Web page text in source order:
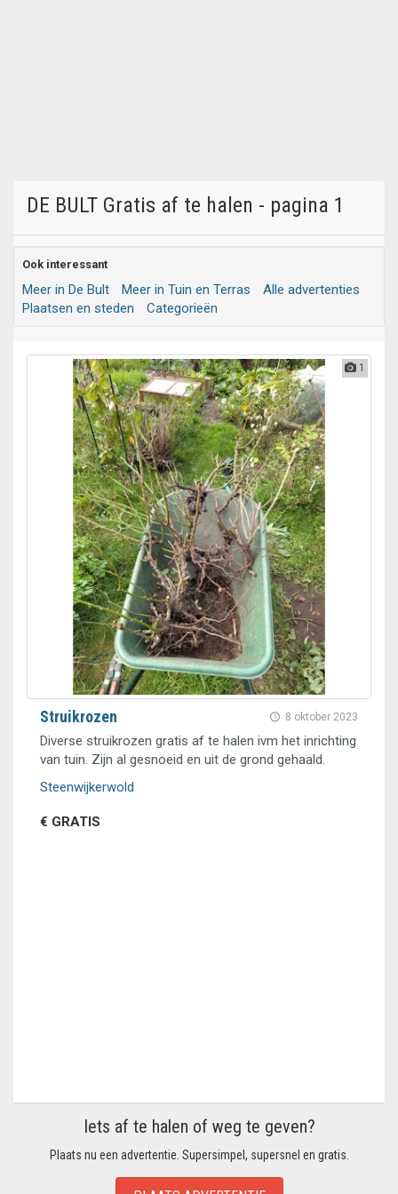
DE BULT Gratis af te halen - pagina 1
Ook interessant
Meer in De Bult Meer in Tuin en Terras
Alle advertenties
Plaatsen en steden
Categorieën
1
8 oktober 2023
Struikrozen
Diverse struikrozen gratis af te halen ivm het inrichting
van tuin. Zijn al gesnoeid en uit de grond gehaald.
Steenwijkerwold
€ GRATIS
Iets af te halen of weg te geven?
Plaats nu een advertentie. Supersimpel, supersnel en gratis.